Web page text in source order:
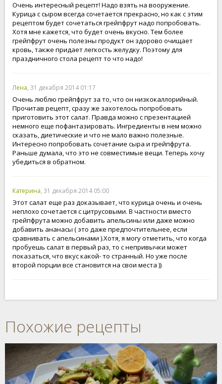
Очень интересный рецепт! Надо взять на вооружение.
Курица с сыром всегда сочетается прекрасно, но как с этим
рецептом будет сочетаться грейпфрут надо попробовать.
Хотя мне кажется, что будет очень вкусно. Тем более
грейпфрут очень полезны продукт он здорово очищает
кровь, также придает легкость желудку. Поэтому для
праздничного стола рецепт то что надо!
Лена, 31 декабря 2014 01:17
Очень люблю грейпфрут за то, что он низкокаллорийный.
Прочитав рецепт, сразу же захотелось попробовать
приготовить этот салат. Правда можно с презентацией
немного еще пофантазировать. Ингредиенты в нем можно
сказать, диетические и что не мало важно полезные.
Интересно попробовать сочетание сыра и грейпфрута.
Раньше думала, что это не совместимые вещи. Теперь хочу
убедиться в обратном.
Катерина, 31 декабря 2014 05:00
Этот салат еще раз доказывает, что курица очень и очень
неплохо сочетается с цитрусовыми. В частности вместо
грейпфрута можно добавить апельсины или даже можно
добавить ананасы ( это даже предпочтительнее, если
сравнивать с апельсинами ).Хотя, я могу отметить, что когда
пробуешь салат в первый раз, то с непривычки может
показаться, что вкус какой- то странный. Но уже после
второй порции все становится на свои места ))
Похожие рецепты